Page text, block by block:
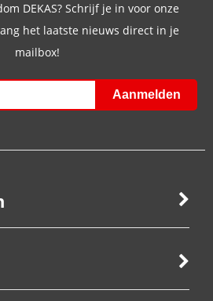
DEKAS? Schrijf je in voor onze
het laatste nieuws direct in je
mailbox!